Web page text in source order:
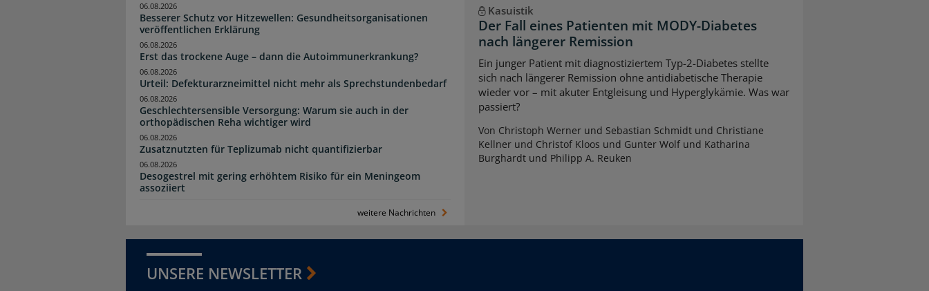
Besserer Schutz vor Hitzewellen: Gesundheitsorganisationen
veröffentlichen Erklärung
06.08.2026
Erst das trockene Auge – dann die Autoimmunerkrankung?
06.08.2026
Urteil: Defekturarzneimittel nicht mehr als Sprechstundenbedarf
06.08.2026
Geschlechtersensible Versorgung: Warum sie auch in der
orthopädischen Reha wichtiger wird
06.08.2026
Zusatznutzten für Teplizumab nicht quantifizierbar
06.08.2026
Desogestrel mit gering erhöhtem Risiko für ein Meningeom
assoziiert
06.08.2026
weitere Nachrichten
Kasuistik
Der Fall eines Patienten mit MODY-Diabetes
nach längerer Remission
Ein junger Patient mit diagnostiziertem Typ-2-Diabetes stellte
sich nach längerer Remission ohne antidiabetische Therapie
wieder vor – mit akuter Entgleisung und Hyperglykämie. Was war
passiert?
Von Christoph Werner und Sebastian Schmidt und Christiane
Kellner und Christof Kloos und Gunter Wolf und Katharina
Burghardt und Philipp A. Reuken
UNSERE NEWSLETTER